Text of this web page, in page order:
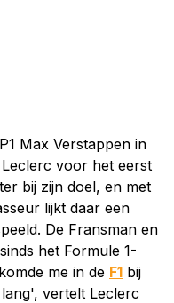
Max Verstappen in
voor het eerst
bij zijn doel, en met
lijkt daar een
De Fransman en
het Formule 1-
me in de F1 bij
vertelt Leclerc